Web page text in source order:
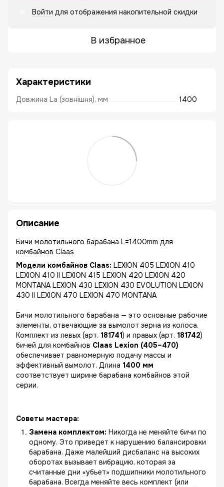
Войти для отображения накопительной скидки
В избранное
Характеристики
Довжина La (зовнішня), мм 1400
Описание
Бичи молотильного барабана L=1400mm для
комбайнов Claas
Модели комбайнов Claas: LEXION 405 LEXION 410
LEXION 410 II LEXION 415 LEXION 420 LEXION 420
MONTANA LEXION 430 LEXION 430 EVOLUTION LEXION
430 II LEXION 470 LEXION 470 MONTANA
Бичи молотильного барабана — это основные рабочие
элементы, отвечающие за вымолот зерна из колоса.
Комплект из левых (арт. 181741) и правых (арт. 181742)
бичей для комбайнов Claas Lexion (405–470)
обеспечивает равномерную подачу массы и
эффективный вымолот. Длина 1400 мм
соответствует ширине барабана комбайнов этой
серии.
Советы мастера:
Замена комплектом: Никогда не меняйте бичи по
одному. Это приведет к нарушению балансировки
барабана. Даже малейший дисбаланс на высоких
оборотах вызывает вибрацию, которая за
считанные дни «убьет» подшипники молотильного
барабана. Всегда меняйте весь комплект (или